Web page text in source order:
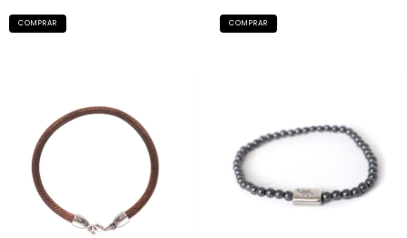
COMPRAR